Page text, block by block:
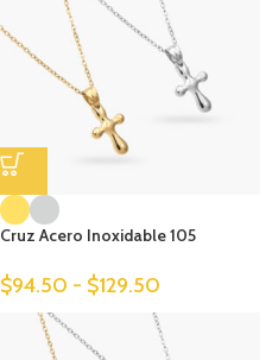
Cruz Acero Inoxidable 105
$94.50 - $129.50